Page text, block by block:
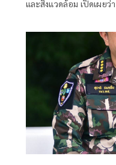
และสิ่งแวดล้อม เปิดเผยว่
จำกัด ตำบลคลองกิ่ว อำเ
ด้วยความห่วงใยผลกร
ประชาชน พร้อมสั่งการ
หน่วยงานที่เกี่ยวข้อง เร่
คุณภาพอากาศและสิ่งแว
ต่อเนื่องจนกว่าสถานกา